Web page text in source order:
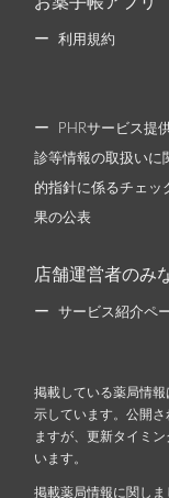
利用規約
PHRサービス提
診等情報の取扱いに
的指針に係るチェッ
果の公表
店舗運営者のみ
サービス紹介ペ
掲載している薬局情
示しています。公開
ますが、更新タイミ
います。
掲載薬局情報に関し